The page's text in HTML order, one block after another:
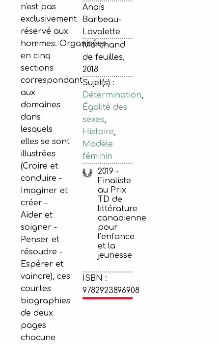
n'est pas
exclusivement
réservé aux
hommes. Organisées
en cinq
sections
correspondant
aux
domaines
dans
lesquels
elles se sont
illustrées
(Croire et
conduire -
Imaginer et
créer -
Aider et
soigner -
Penser et
résoudre -
Espérer et
vaincre), ces
courtes
biographies
de deux
pages
chacune
Anaïs
Barbeau-
Lavalette
Marchand
de feuilles,
2018
Sujet(s) :
Détermination,
Égalité des
sexes,
Histoire,
Modèle
féminin
2019 -
Finaliste
au Prix
TD de
littérature
canadienne
pour
l’enfance
et la
jeunesse
ISBN :
9782923896908